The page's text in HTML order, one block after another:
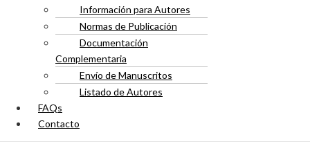
Información para Autores
Normas de Publicación
Documentación
Complementaria
Envío de Manuscritos
Listado de Autores
FAQs
Contacto